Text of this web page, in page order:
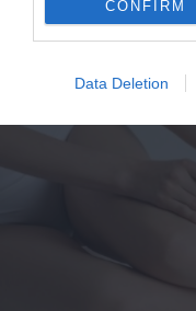
CONFIRM
Data Deletion